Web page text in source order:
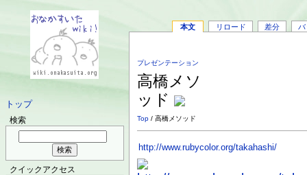
トップ
検索
クイックアクセス
本文 リロード 差分 バ
プレゼンテーション
高橋メソ
ッド
Top / 高橋メソッド
http://www.rubycolor.org/takahashi/